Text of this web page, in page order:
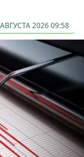
2026 09:58